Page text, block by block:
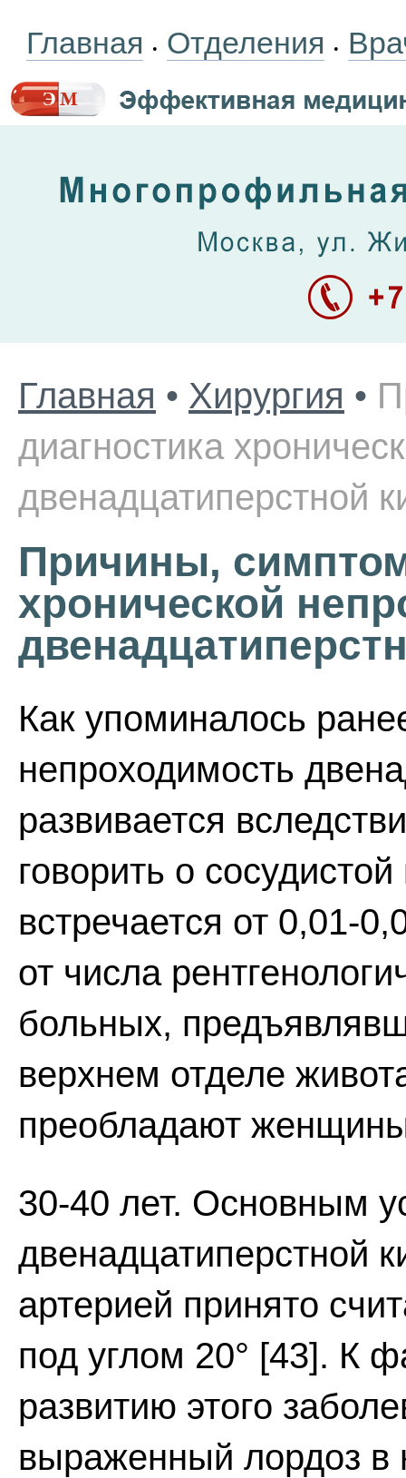
Главная • Отделения •
Главная • Хирургия •
диагностика
двенадцатиперстной
Причины,
хронической
Как упоминалось
непроходимость
развивается
говорить о
встречается от 0,01-
от числа
больных,
верхнем отделе
преобладают
30-40 лет. Основным
двенадцатиперстной
артерией принято
под углом 20° [43]. К
развитию этого
выраженный лордоз в